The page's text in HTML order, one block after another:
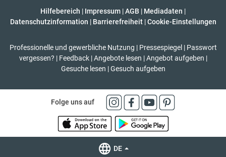
Hilfebereich | Impressum |AGB | Mediadaten |
Datenschutzinformation | Barrierefreiheit | Cookie-Einstellungen
Professionelle und gewerbliche Nutzung | Pressespiegel | Passwort
vergessen? | Feedback | Angebote lesen | Angebot aufgeben |
Gesuche lesen | Gesuch aufgeben
Folge uns auf
DE